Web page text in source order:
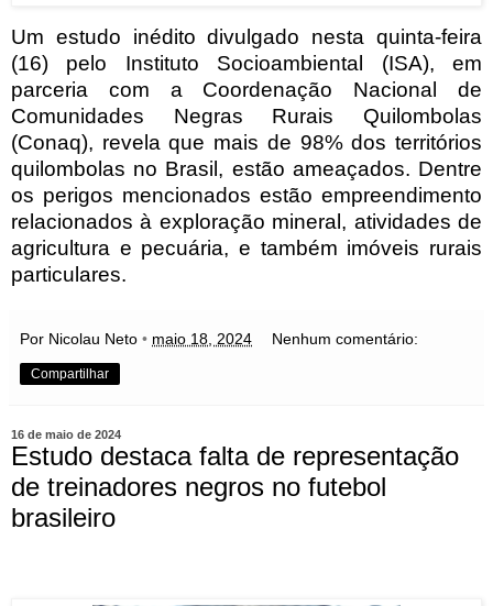
Um estudo inédito divulgado nesta quinta-feira
(16) pelo Instituto Socioambiental (ISA), em
parceria com a Coordenação Nacional de
Comunidades Negras Rurais Quilombolas
(Conaq), revela que mais de 98% dos territórios
quilombolas no Brasil, estão ameaçados. Dentre
os perigos mencionados estão empreendimento
relacionados à exploração mineral, atividades de
agricultura e pecuária, e também imóveis rurais
particulares.
Por Nicolau Neto • maio 18, 2024 Nenhum comentário:
Compartilhar
16 de maio de 2024
Estudo destaca falta de representação
de treinadores negros no futebol
brasileiro